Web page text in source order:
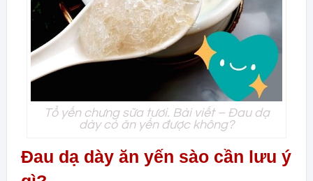
Tổ yến chưng sữa tươi. Bài viết – Đau dạ
dày có ăn yến được không?
Đau dạ dày ăn yến sào cần lưu ý